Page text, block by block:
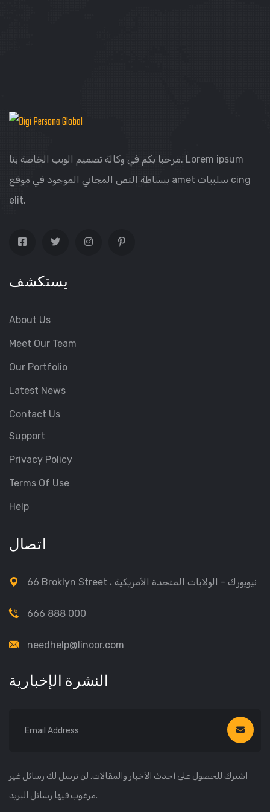
مرحبا بكم في وكالة تصميم الويب الخاصة بنا. Lorem ipsum
ببساطة النص المجاني الموجود في موقع amet سلبيات cing
elit.
يستكشف
About Us
Meet Our Team
Our Portfolio
Latest News
Contact Us
Support
Privacy Policy
Terms Of Use
Help
اتصال
66 Broklyn Street ، نيويورك - الولايات المتحدة الأمريكية
666 888 000
needhelp@linoor.com
النشرة الإخبارية
اشترك للحصول على أحدث الأخبار والمقالات. لن نرسل لك رسائل غير
مرغوب فيها رسائل البريد.